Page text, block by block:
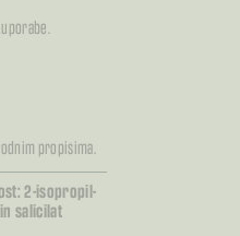
propisima.
2-isopropil-
salicilat